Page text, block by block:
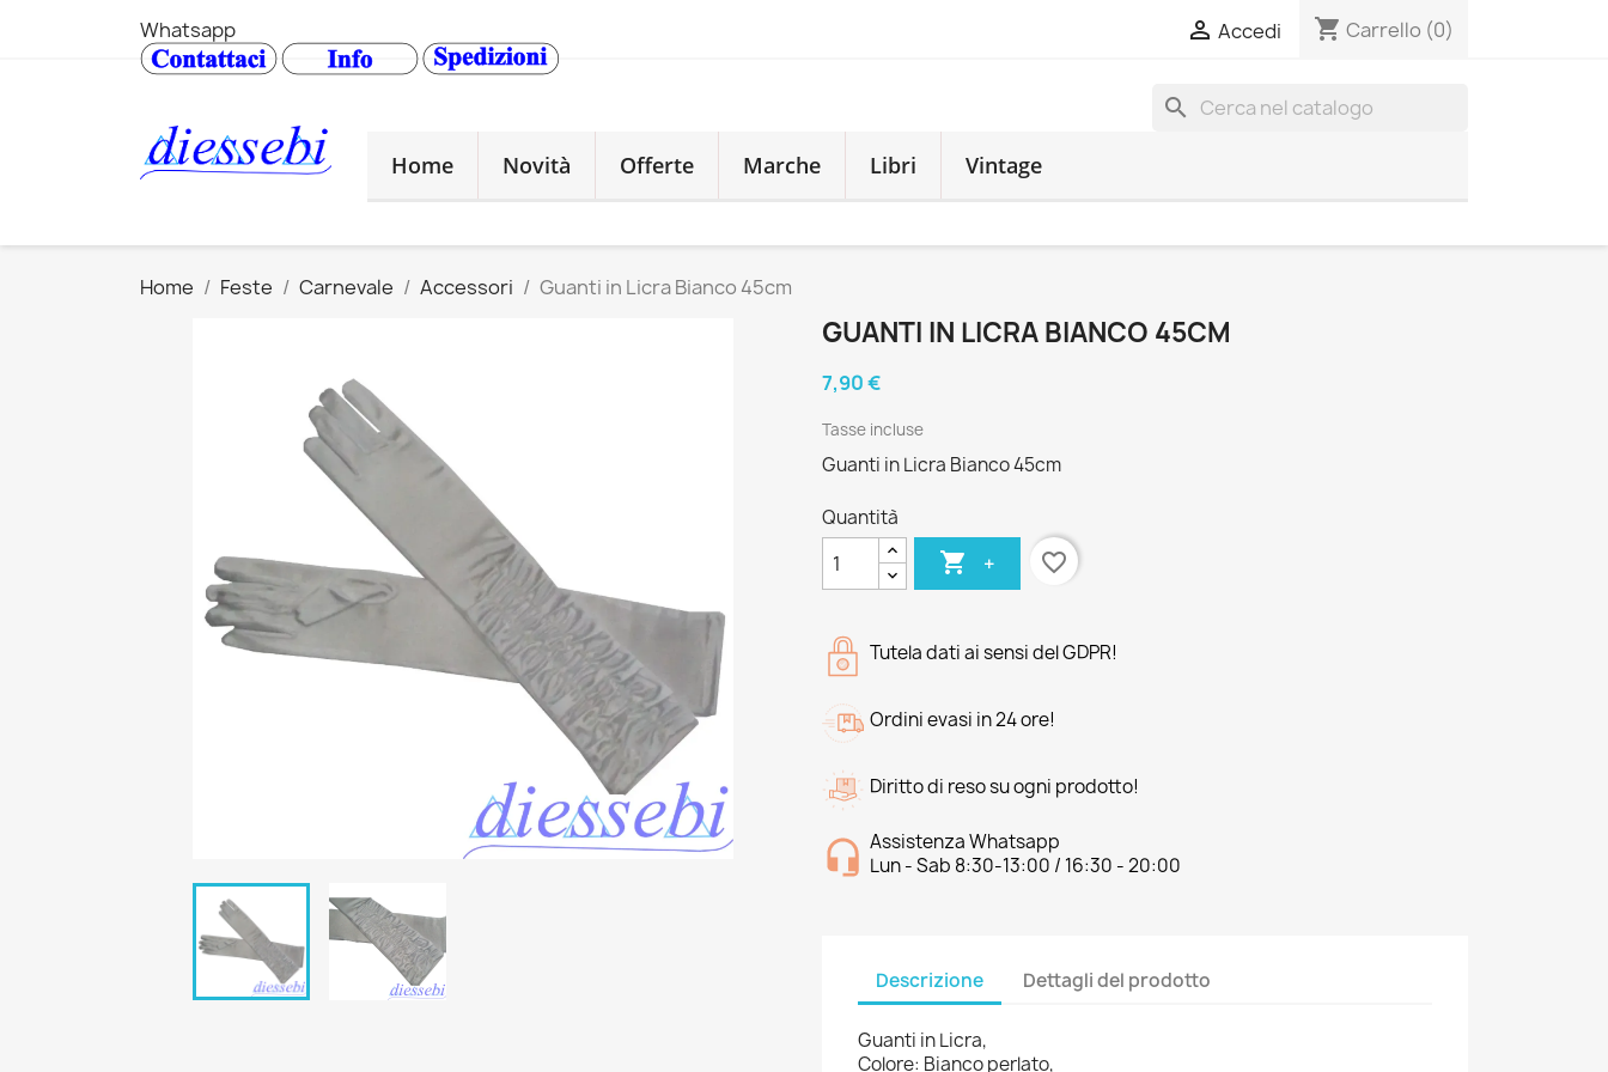
Whatsapp  Accedi shopping_cart Carrello (0)
search
Home
Novità Offerte Marche Libri Vintage
Home Feste Carnevale Accessori Guanti in Licra Bianco 45cm
GUANTI IN LICRA BIANCO 45CM
7,90 €
Tasse incluse
Guanti in Licra Bianco 45cm
Quantità
 + favorite_border
Tutela dati ai sensi del GDPR!
Ordini evasi in 24 ore!
Diritto di reso su ogni prodotto!
Assistenza Whatsapp
Lun - Sab 8:30-13:00 / 16:30 - 20:00
Descrizione Dettagli del prodotto
Guanti in Licra,
Colore: Bianco perlato,